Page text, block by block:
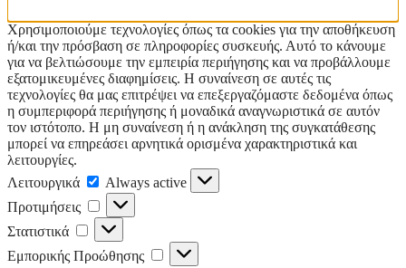
Χρησιμοποιούμε τεχνολογίες όπως τα cookies για την αποθήκευση
ή/και την πρόσβαση σε πληροφορίες συσκευής. Αυτό το κάνουμε
για να βελτιώσουμε την εμπειρία περιήγησης και να προβάλλουμε
εξατομικευμένες διαφημίσεις. Η συναίνεση σε αυτές τις
τεχνολογίες θα μας επιτρέψει να επεξεργαζόμαστε δεδομένα όπως
η συμπεριφορά περιήγησης ή μοναδικά αναγνωριστικά σε αυτόν
τον ιστότοπο. Η μη συναίνεση ή η ανάκληση της συγκατάθεσης
μπορεί να επηρεάσει αρνητικά ορισμένα χαρακτηριστικά και
λειτουργίες.
Λειτουργικά
Λειτουργικά
Always active
Προτιμήσεις
Προτιμήσεις
Στατιστικά Στατιστικά
Εμπορικής Προώθησης
Εμπορικής